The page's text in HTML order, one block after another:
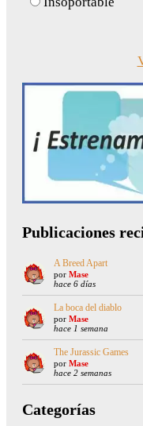
Publicaciones
A Breed Apart
por Mase
hace 6 días
La boca del diablo
por Mase
hace 1 semana
The Jurassic Games
por Mase
hace 2 semanas
Categorías